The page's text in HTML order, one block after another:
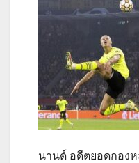
นานด์ อดีตยอดกอง